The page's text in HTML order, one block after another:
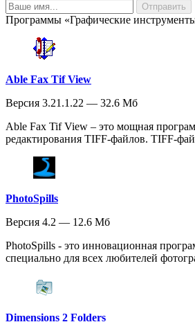
Программы «Графические
Able Fax Tif View
Версия 3.21.1.22 — 32.6 Мб
Able Fax Tif View – это мощная
редактирования TIFF-файлов. TIFF-
PhotoSpills
Версия 4.2 — 12.6 Мб
PhotoSpills - это инновационная
специально для всех любителей
Dimensions 2 Folders